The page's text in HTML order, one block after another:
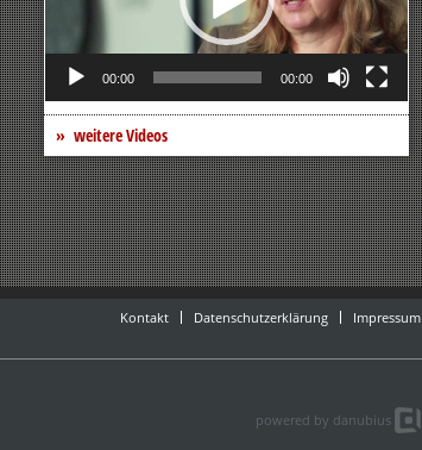
00:00 00:00
weitere Videos
Kontakt Datenschutzerklärung Impressum
powered by danubius